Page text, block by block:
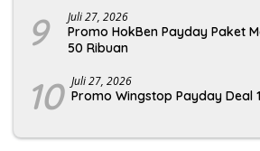
9 Juli 27, 2026
Promo HokBen Payday Paket
50 Ribuan
10 Juli 27, 2026
Promo Wingstop Payday Deal